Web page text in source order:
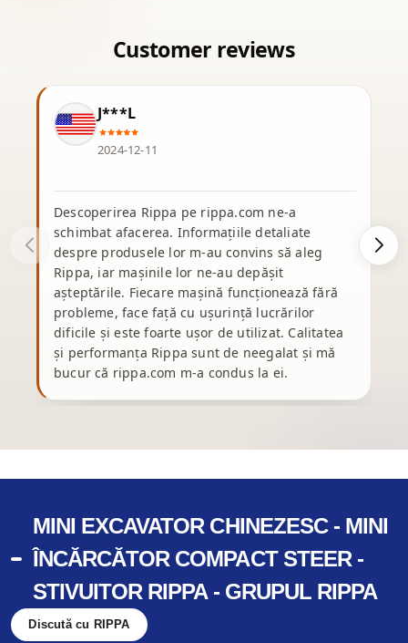
J***L
2024-12-11
Descoperirea Rippa pe rippa.com ne-a
schimbat afacerea. Informațiile detaliate
despre produsele lor m-au convins să aleg
Rippa, iar mașinile lor ne-au depășit
așteptările. Fiecare mașină funcționează fără
probleme, face față cu ușurință lucrărilor
dificile și este foarte ușor de utilizat. Calitatea
și performanța Rippa sunt de neegalat și mă
bucur că rippa.com m-a condus la ei.
MINI EXCAVATOR CHINEZESC - MINI
ÎNCĂRCĂTOR COMPACT STEER -
STIVUITOR RIPPA - GRUPUL RIPPA
Discută cu RIPPA